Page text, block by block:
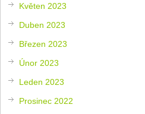
Květen 2023
Duben 2023
Březen 2023
Únor 2023
Leden 2023
Prosinec 2022